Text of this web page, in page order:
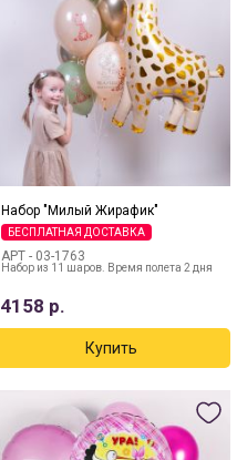
Набор "Милый Жирафик"
БЕСПЛАТНАЯ ДОСТАВКА
АРТ - 03-1763
Набор из 11 шаров. Время полета 2 дня
4158 р.